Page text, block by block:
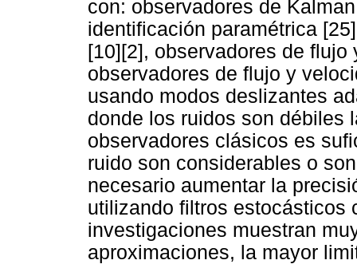
con: observadores de
identificación paramétrica
[10][2], observadores de
observadores de flujo y
usando modos deslizantes
donde los ruidos son débiles
observadores clásicos es
ruido son considerables o
necesario aumentar la
utilizando filtros estocásticos
investigaciones muestran
aproximaciones, la mayor